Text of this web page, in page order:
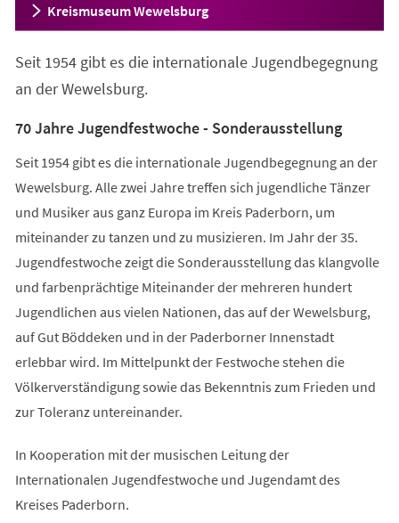
Kreismuseum Wewelsburg
Seit 1954 gibt es die internationale Jugendbegegnung
an der Wewelsburg.
70 Jahre Jugendfestwoche - Sonderausstellung
Seit 1954 gibt es die internationale Jugendbegegnung an der
Wewelsburg. Alle zwei Jahre treffen sich jugendliche Tänzer
und Musiker aus ganz Europa im Kreis Paderborn, um
miteinander zu tanzen und zu musizieren. Im Jahr der 35.
Jugendfestwoche zeigt die Sonderausstellung das klangvolle
und farbenprächtige Miteinander der mehreren hundert
Jugendlichen aus vielen Nationen, das auf der Wewelsburg,
auf Gut Böddeken und in der Paderborner Innenstadt
erlebbar wird. Im Mittelpunkt der Festwoche stehen die
Völkerverständigung sowie das Bekenntnis zum Frieden und
zur Toleranz untereinander.
In Kooperation mit der musischen Leitung der
Internationalen Jugendfestwoche und Jugendamt des
Kreises Paderborn.